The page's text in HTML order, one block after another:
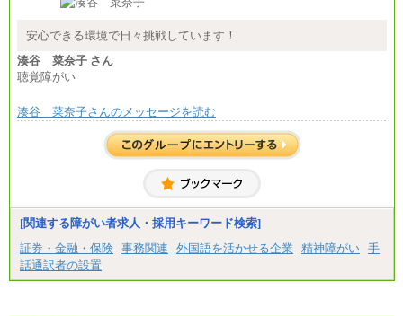
安心できる環境で日々挑戦しています！
湊谷 菜奈子 さん
聴覚障がい
湊谷 菜奈子さんのメッセージを読む
[関連する障がい者求人・採用キーワード検索]
証券・金融・保険 事務関連 外国語を活かせる企業 精神障がい 手
話通訳者の設置